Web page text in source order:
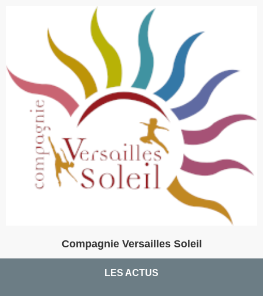
Compagnie Versailles Soleil
LES ACTUS